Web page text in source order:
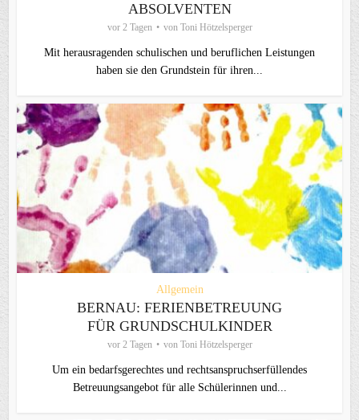
ABSOLVENTEN
vor 2 Tagen von Toni Hötzelsperger
Mit herausragenden schulischen und beruflichen Leistungen
haben sie den Grundstein für ihren...
Allgemein
BERNAU: FERIENBETREUUNG
FÜR GRUNDSCHULKINDER
vor 2 Tagen von Toni Hötzelsperger
Um ein bedarfsgerechtes und rechtsanspruchserfüllendes
Betreuungsangebot für alle Schülerinnen und...